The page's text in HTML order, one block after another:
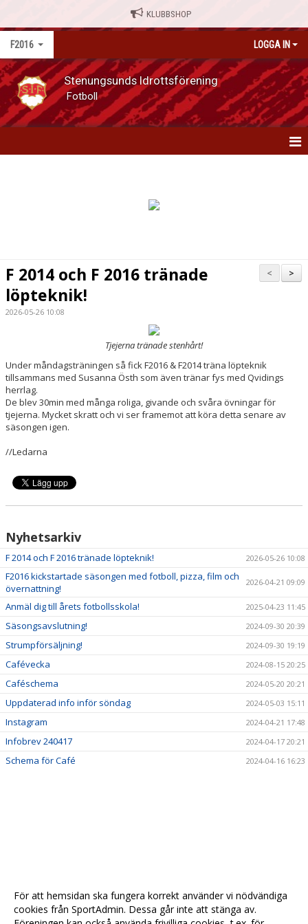
KLUBBSHOP
F2016 LOGGA IN
Stenungsunds Idrottsförening
Fotboll
TRUPPEN
BILDGALLERI
KONTAKT
>
<
F 2014 och F 2016 tränade
löpteknik!
2026-05-26 10:08
Tjejerna tränade stenhårt!
Under måndagsträningen så fick F2016 & F2014 träna löpteknik
tillsammans med Susanna Östh som även tränar fys med Qvidings
herrlag.
De blev 30min med många roliga, givande och svåra övningar för
tjejerna. Mycket skratt och vi ser framemot att köra detta senare av
säsongen igen.
//Ledarna
Nyhetsarkiv
F 2014 och F 2016 tränade löpteknik! 2026-05-26 10:08
F2016 kickstartade säsongen med fotboll, pizza, film och
övernattning!
2026-04-21 09:09
Anmäl dig till årets fotbollsskola! 2025-04-23 11:45
Säsongsavslutning! 2024-09-30 20:39
Strumpförsäljning! 2024-09-30 19:19
Cafévecka 2024-08-15 20:25
Caféschema 2024-05-20 20:21
Uppdaterad info inför söndag 2024-05-03 15:11
Instagram 2024-04-21 17:48
Infobrev 240417 2024-04-17 20:21
Schema för Café 2024-04-16 16:23
För att hemsidan ska fungera korrekt använder vi nödvändiga
cookies från SportAdmin. Dessa går inte att stänga av.